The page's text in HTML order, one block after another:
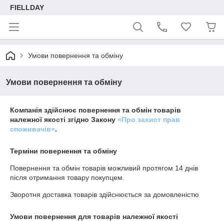
FIELLDAY
Умови повернення та обміну
Умови повернення та обміну
Компанія здійснює повернення та обмін товарів
належної якості згідно Закону «Про захист прав
споживачів».
Терміни повернення та обміну
Повернення та обмін товарів можливий протягом 14 днів
після отримання товару покупцем.
Зворотня доставка товарів здійснюється за домовленістю
Умови повернення для товарів належної якості